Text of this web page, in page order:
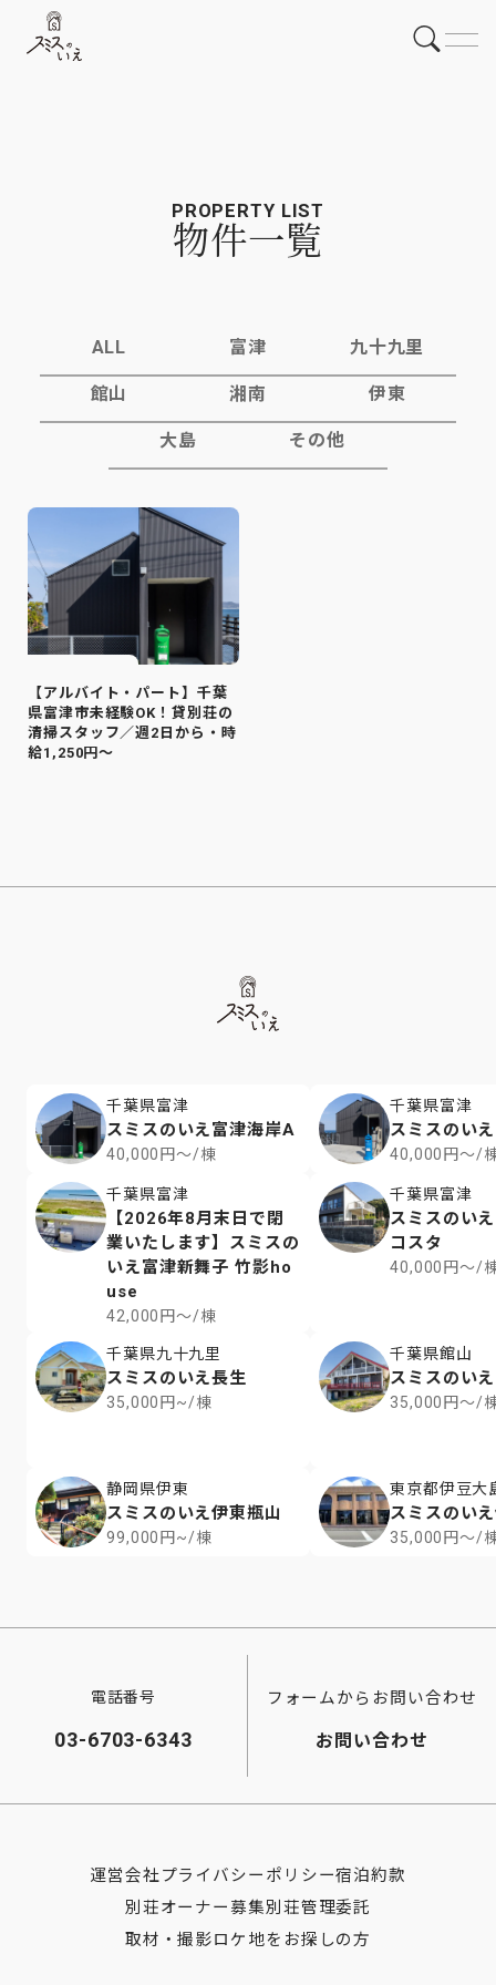
PROPERTY LIST
物件一覧
ALL 富津 九十九里
館山 湘南 伊東
大島 その他
【アルバイト・パート】千葉
県富津市未経験OK！貸別荘の
清掃スタッフ／週2日から・時
給1,250円～
千葉県富津
スミスのいえ富津海岸A
40,000円～/棟
千葉県富津
スミスのい
40,000円～/
千葉県富津
【2026年8月末日で閉
業いたします】スミスの
いえ富津新舞子 竹影ho
use
42,000円～/棟
千葉県富津
スミスのい
コスタ
40,000円～/
千葉県九十九里
スミスのいえ長生
35,000円~/棟
千葉県館山
スミスのい
35,000円～/
静岡県伊東
スミスのいえ伊東瓶山
99,000円~/棟
東京都伊豆大
スミスのい
35,000円～/
電話番号
03-6703-6343
フォームからお問い合わせ
お問い合わせ
運営会社プライバシーポリシー宿泊約款
別荘オーナー募集別荘管理委託
取材・撮影ロケ地をお探しの方